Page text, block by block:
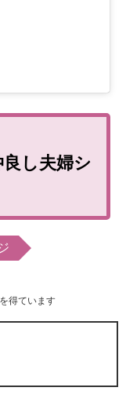
し夫婦シ
得ています